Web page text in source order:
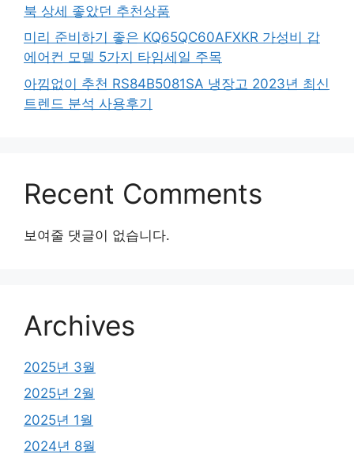
북 상세 좋았던 추천상품
미리 준비하기 좋은 KQ65QC60AFXKR 가성비 갑
에어컨 모델 5가지 타임세일 주목
아낌없이 추천 RS84B5081SA 냉장고 2023년 최신
트렌드 분석 사용후기
Recent Comments
보여줄 댓글이 없습니다.
Archives
2025년 3월
2025년 2월
2025년 1월
2024년 8월